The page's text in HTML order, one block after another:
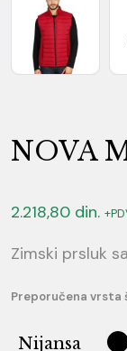
NOVA
2.218,80 din.
Zimski prsluk
Preporučena vrsta
Nijansa